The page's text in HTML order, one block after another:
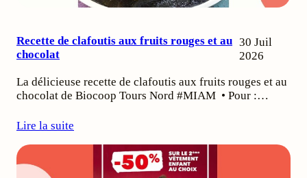
Recette de clafoutis aux fruits rouges et au
chocolat
30 Juil
2026
La délicieuse recette de clafoutis aux fruits rouges et au
chocolat de Biocoop Tours Nord #MIAM • Pour :…
Lire la suite